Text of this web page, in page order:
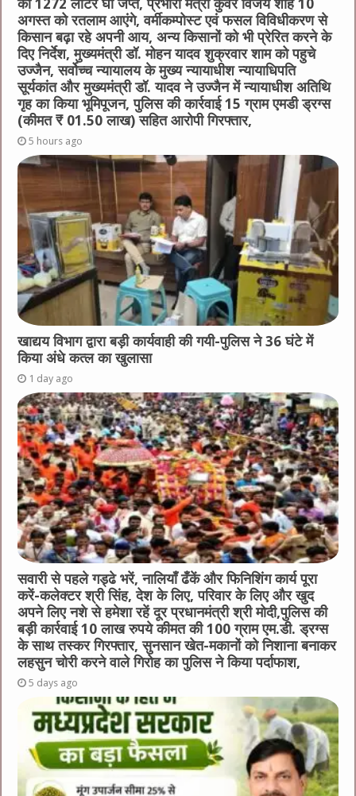
का 1272 लीटर घी जप्त, प्रभारी मंत्री कुंवर विजय शाह 10
अगस्त को रतलाम आएंगे, वर्मीकम्पोस्ट एवं फसल विविधीकरण से
किसान बढ़ा रहे अपनी आय, अन्य किसानों को भी प्रेरित करने के
दिए निर्देश, मुख्यमंत्री डॉ. मोहन यादव शुक्रवार शाम को पहुचे
उज्जैन, सर्वोच्च न्यायालय के मुख्‍य न्‍यायाधीश न्यायाधिपति
सूर्यकांत और मुख्यमंत्री डॉ. यादव ने उज्जैन में न्यायाधीश अतिथि
गृह का किया भूमिपूजन, पुलिस की कार्रवाई 15 ग्राम एमडी ड्रग्स
(कीमत ₹ 01.50 लाख) सहित आरोपी गिरफ्तार,
5 hours ago
खाद्यय विभाग द्वारा बड़ी कार्यवाही की गयी-पुलिस ने 36 घंटे में
किया अंधे कत्ल का खुलासा
1 day ago
सवारी से पहले गड्ढे भरें, नालियाँ ढँकें और फिनिशिंग कार्य पूरा
करें-कलेक्टर श्री सिंह, देश के लिए, परिवार के लिए और खुद
अपने लिए नशे से हमेशा रहें दूर प्रधानमंत्री श्री मोदी,पुलिस की
बड़ी कार्रवाई 10 लाख रुपये कीमत की 100 ग्राम एम.डी. ड्रग्स
के साथ तस्कर गिरफ्तार, सुनसान खेत-मकानों को निशाना बनाकर
लहसुन चोरी करने वाले गिरोह का पुलिस ने किया पर्दाफाश,
5 days ago